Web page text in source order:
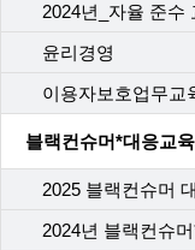
2024년_자율 준수
윤리경영
블랙컨슈머*대응교육